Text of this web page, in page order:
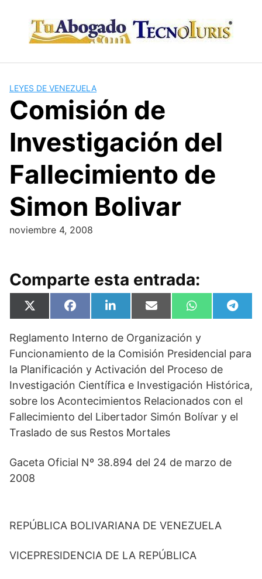
content
LEYES DE VENEZUELA
Comisión de
Investigación del
Fallecimiento de
Simon Bolivar
noviembre 4, 2008
Comparte esta entrada:
Compartir
en
X
(
w
i
t
t
e
r
Compartir
en
F
a
e
b
o
o
k
Compartir
en
L
i
k
e
d
I
n
Compartir
en
E
m
i
l
Compartir
en
W
h
t
s
A
p
p
en
T
e
r
Reglamento Interno de Organización y
Funcionamiento de la Comisión Presidencial para
la Planificación y Activación del Proceso de
Investigación Científica e Investigación Histórica,
sobre los Acontecimientos Relacionados con el
Fallecimiento del Libertador Simón Bolívar y el
Traslado de sus Restos Mortales
Gaceta Oficial Nº 38.894 del 24 de marzo de
2008
REPÚBLICA BOLIVARIANA DE VENEZUELA
VICEPRESIDENCIA DE LA REPÚBLICA